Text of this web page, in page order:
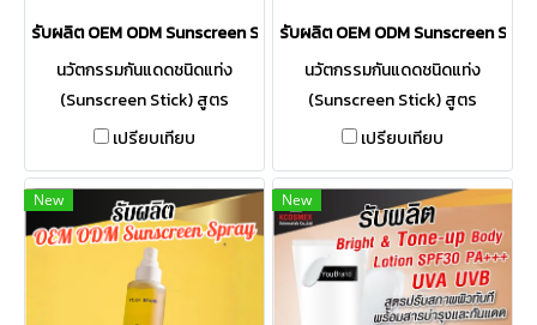
รับผลิต OEM ODM Sunscreen Stick กันแดดแท่งสูตร Organic เนื้อขุ่น
นวัตกรรมกันแดดชนิดแท่ง
(Sunscreen Stick) สูตร
Organic / Chemical Sunscreen
UV Spectrum ครอบคลุมทั้ง
รังสี UVA และ UVB ด้วยค่า
SPF50 PA++++ เนื้อสัมผัสขุ่น
บางเบา ซึมซาบเร็ว ไม่ทิ้งคราบขาว
และไม่รบกวนเมคอัพ พร้อม
เปรียบเทียบ
รับผลิต OEM ODM Sunscreen
นวัตกรรมกันแดดชนิดแท่ง
(Sunscreen Stick) สูตร
Organic / Chemical Sunscreen
UV Spectrum ครอบคลุมทั้ง
รังสี UVA และ UVB ด้วยค่า
SPF50 PA++++ เนื้อสัมผัสใส
บางเบา ซึมซาบเร็ว ไม่ทิ้งคราบขาว
และไม่รบกวนเมคอัพ พร้อม
เปรียบเทียบ
New New